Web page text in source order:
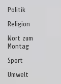
Politik
Religion
Wort zum
Montag
Sport
Umwelt